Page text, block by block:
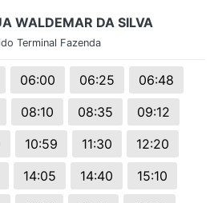
WALDEMAR DA SILVA
Terminal Fazenda
06:00 06:25
06:48
08:10 08:35
09:12
10:59 11:30
12:20
14:05 14:40
15:10